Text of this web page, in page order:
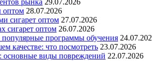
рынка 29.07.2026
оптом 28.07.2026
сигарет оптом 27.07.2026
сигарет оптом 26.07.2026
программы обучения
качестве: что посмотреть 23.07.2026
основные виды повреждений 22.07.2026